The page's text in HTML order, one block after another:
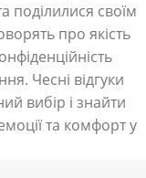
поділилися своїм
про якість
Чесні відгуки
вибір і знайти
та комфорт у